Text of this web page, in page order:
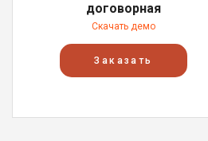
договорная
Скачать демо
Заказать